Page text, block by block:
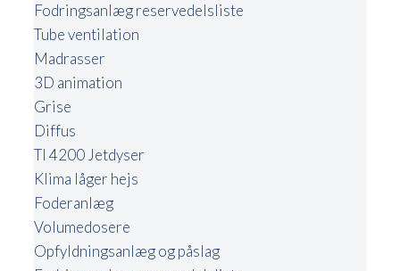
Fodringsanlæg reservedelsliste
Tube ventilation
Madrasser
3D animation
Grise
Diffus
TI 4200 Jetdyser
Klima låger hejs
Foderanlæg
Volumedosere
Opfyldningsanlæg og påslag